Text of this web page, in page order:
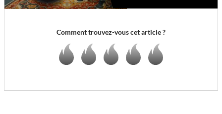
Comment trouvez-vous cet article ?